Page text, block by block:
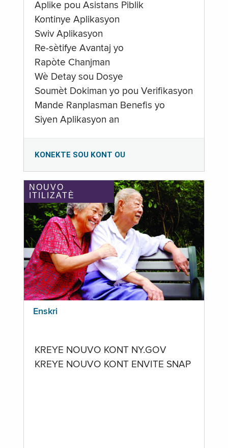
Aplike pou Asistans Piblik
Kontinye Aplikasyon
Swiv Aplikasyon
Re-sètifye Avantaj yo
Rapòte Chanjman
Wè Detay sou Dosye
Soumèt Dokiman yo pou Verifikasyon
Mande Ranplasman Benefis yo
Siyen Aplikasyon an
KONEKTE SOU KONT OU
NOUVO
ITILIZATÈ
Enskri
KREYE NOUVO KONT NY.GOV
KREYE NOUVO KONT ENVITE SNAP